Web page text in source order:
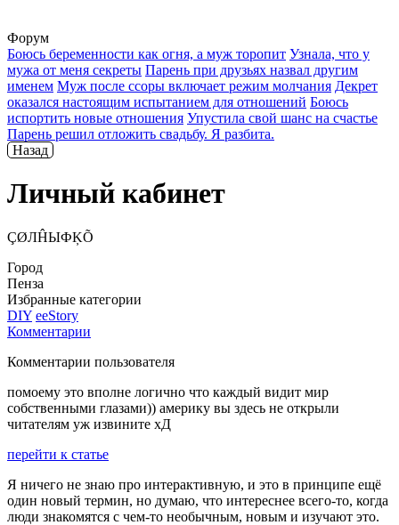
Форум
Боюсь беременности как огня, а муж торопит Узнала, что у
мужа от меня секреты Парень при друзьях назвал другим
именем Муж после ссоры включает режим молчания Декрет
оказался настоящим испытанием для отношений Боюсь
испортить новые отношения Упустила свой шанс на счастье
Парень решил отложить свадьбу. Я разбита.
Назад
Личный кабинет
ÇØЛĤЫФĶÕ
Город
Пенза
Избранные категории
DIY ееStory
Комментарии
Комментарии пользователя
помоему это вполне логично что каждый видит мир
собственными глазами)) америку вы здесь не открыли
читателям уж извините хД
перейти к статье
Я ничего не знаю про интерактивную, и это в принципе ещё
один новый термин, но думаю, что интереснее всего-то, когда
люди знакомятся с чем-то необычным, новым и изучают это.